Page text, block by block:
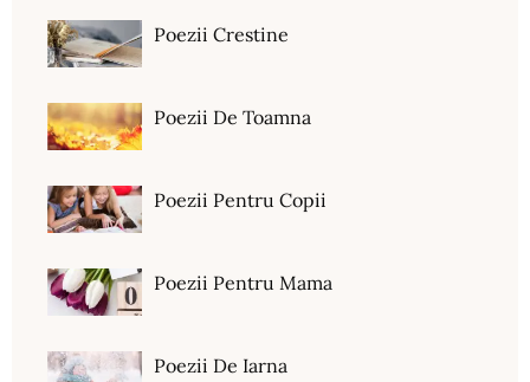
Poezii Crestine
Poezii De Toamna
Poezii Pentru Copii
Poezii Pentru Mama
Poezii De Iarna